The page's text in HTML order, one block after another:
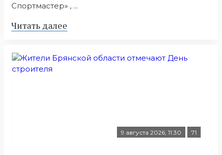
Спортмастер» , ...
Читать далее
9 августа 2026, 11:30 71